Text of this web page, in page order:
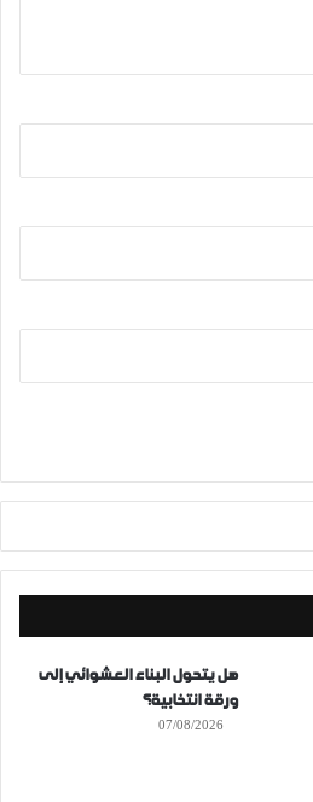
هل يتحول البناء العشوائي إلى
ورقة انتخابية؟
07/08/2026